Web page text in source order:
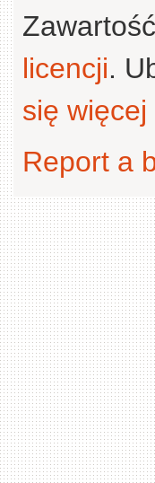
licencji.
się
Report a